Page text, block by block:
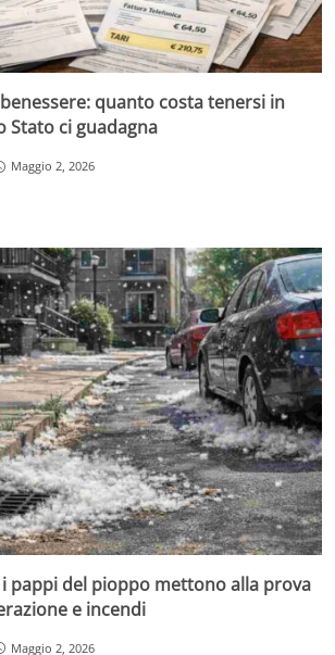
quanto costa tenersi in
Stato ci guadagna
Maggio 2, 2026
pappi del pioppo mettono alla prova
e incendi
Maggio 2, 2026